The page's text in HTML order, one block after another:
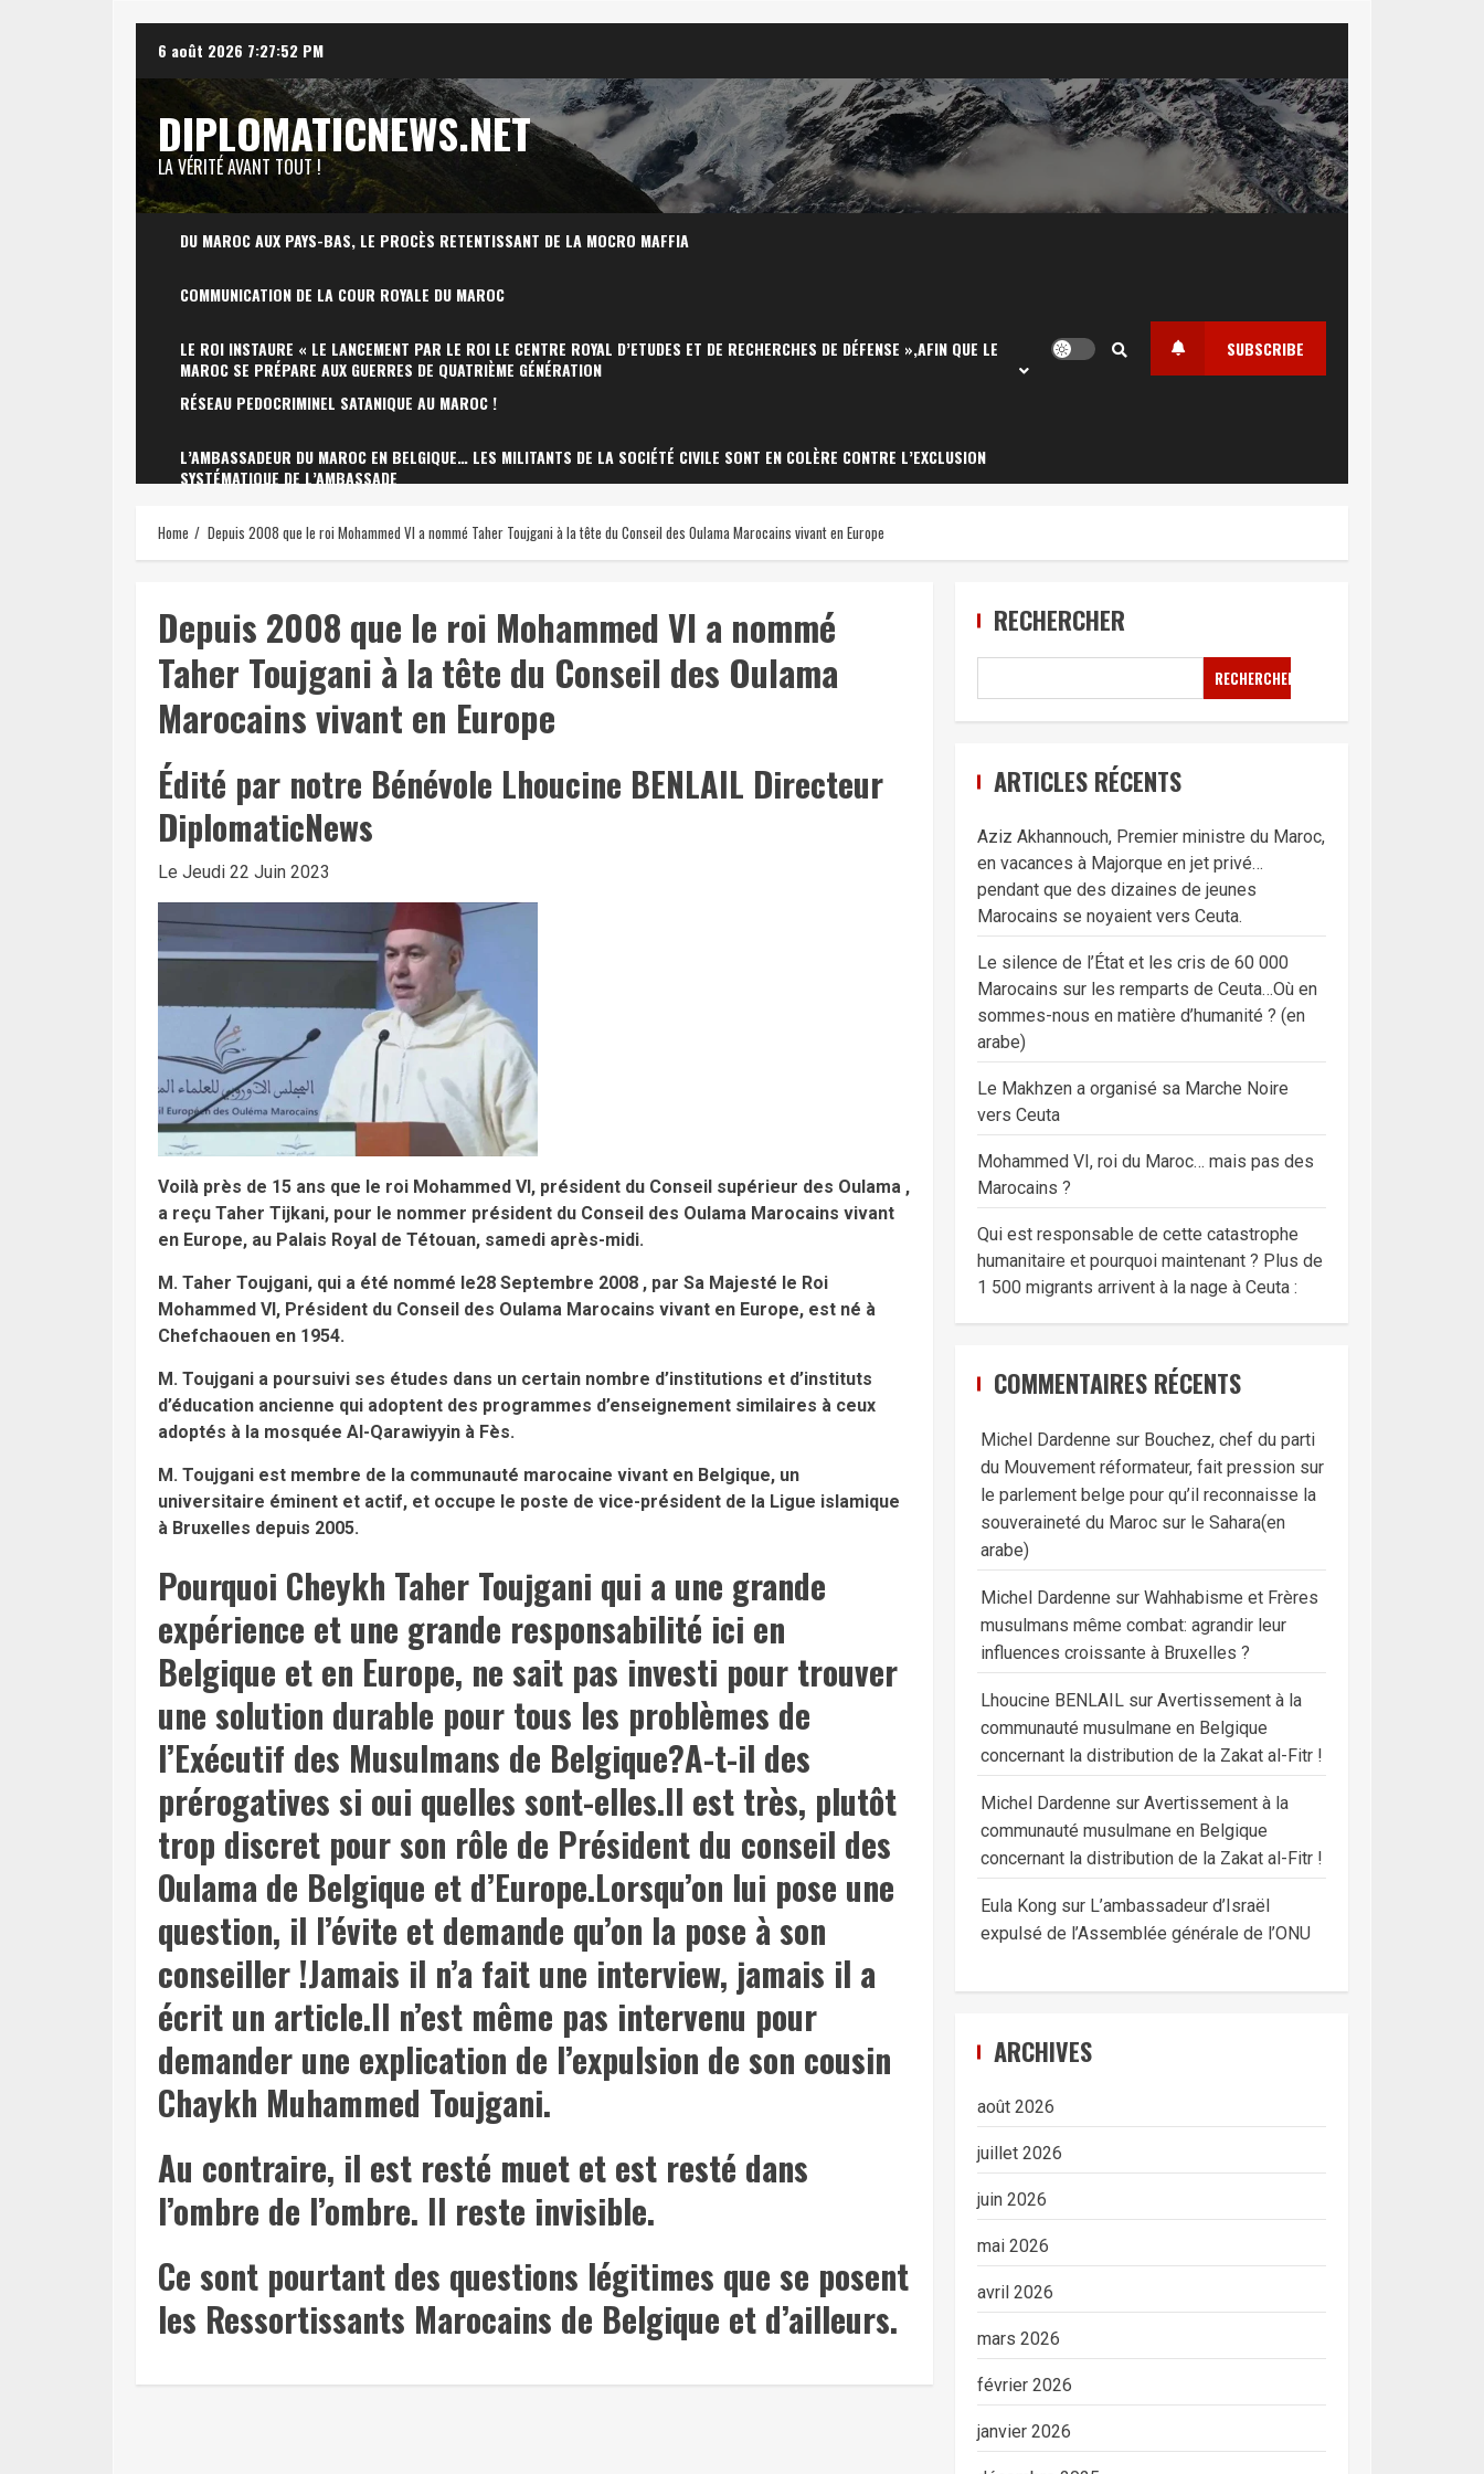
content
6 août 2026 7:27:53 PM
DIPLOMATICNEWS.NET
LA VÉRITÉ AVANT TOUT !
DU MAROC AUX PAYS-BAS, LE PROCÈS RETENTISSANT DE LA MOCRO MAFFIA
COMMUNICATION DE LA COUR ROYALE DU MAROC
LE ROI INSTAURE « LE LANCEMENT PAR LE ROI LE CENTRE ROYAL D’ETUDES ET DE RECHERCHES DE DÉFENSE »,AFIN QUE LE
MAROC SE PRÉPARE AUX GUERRES DE QUATRIÈME GÉNÉRATION
RÉSEAU PEDOCRIMINEL SATANIQUE AU MAROC !
L’AMBASSADEUR DU MAROC EN BELGIQUE… LES MILITANTS DE LA SOCIÉTÉ CIVILE SONT EN COLÈRE CONTRE L’EXCLUSION
SYSTÉMATIQUE DE L’AMBASSADE
SUBSCRIBE
Home Depuis 2008 que le roi Mohammed VI a nommé Taher Toujgani à la tête du Conseil des Oulama Marocains vivant en Europe
Depuis 2008 que le roi Mohammed VI a nommé
Taher Toujgani à la tête du Conseil des Oulama
Marocains vivant en Europe
Édité par notre Bénévole Lhoucine BENLAIL Directeur
DiplomaticNews
Le Jeudi 22 Juin 2023
Voilà près de 15 ans que le roi Mohammed VI, président du Conseil supérieur des Oulama ,
a reçu Taher Tijkani, pour le nommer président du Conseil des Oulama Marocains vivant
en Europe, au Palais Royal de Tétouan, samedi après-midi.
M. Taher Toujgani, qui a été nommé le28 Septembre 2008 , par Sa Majesté le Roi
Mohammed VI, Président du Conseil des Oulama Marocains vivant en Europe, est né à
Chefchaouen en 1954.
M. Toujgani a poursuivi ses études dans un certain nombre d’institutions et d’instituts
d’éducation ancienne qui adoptent des programmes d’enseignement similaires à ceux
adoptés à la mosquée Al-Qarawiyyin à Fès.
M. Toujgani est membre de la communauté marocaine vivant en Belgique, un
universitaire éminent et actif, et occupe le poste de vice-président de la Ligue islamique
à Bruxelles depuis 2005.
Pourquoi Cheykh Taher Toujgani qui a une grande
expérience et une grande responsabilité ici en
Belgique et en Europe, ne sait pas investi pour trouver
une solution durable pour tous les problèmes de
l’Exécutif des Musulmans de Belgique?A-t-il des
prérogatives si oui quelles sont-elles.Il est très, plutôt
trop discret pour son rôle de Président du conseil des
Oulama de Belgique et d’Europe.Lorsqu’on lui pose une
question, il l’évite et demande qu’on la pose à son
conseiller !Jamais il n’a fait une interview, jamais il a
écrit un article.Il n’est même pas intervenu pour
demander une explication de l’expulsion de son cousin
Chaykh Muhammed Toujgani.
Au contraire, il est resté muet et est resté dans
l’ombre de l’ombre. Il reste invisible.
Ce sont pourtant des questions légitimes que se posent
les Ressortissants Marocains de Belgique et d’ailleurs.
RECHERCHER
RECHERCHER
ARTICLES RÉCENTS
Aziz Akhannouch, Premier ministre du Maroc,
en vacances à Majorque en jet privé…
pendant que des dizaines de jeunes
Marocains se noyaient vers Ceuta.
Le silence de l’État et les cris de 60 000
Marocains sur les remparts de Ceuta…Où en
sommes-nous en matière d’humanité ? (en
arabe)
Le Makhzen a organisé sa Marche Noire
vers Ceuta
Mohammed VI, roi du Maroc… mais pas des
Marocains ?
Qui est responsable de cette catastrophe
humanitaire et pourquoi maintenant ? Plus de
1 500 migrants arrivent à la nage à Ceuta :
COMMENTAIRES RÉCENTS
Michel Dardenne sur Bouchez, chef du parti
du Mouvement réformateur, fait pression sur
le parlement belge pour qu’il reconnaisse la
souveraineté du Maroc sur le Sahara(en
arabe)
Michel Dardenne sur Wahhabisme et Frères
musulmans même combat: agrandir leur
influences croissante à Bruxelles ?
Lhoucine BENLAILsur Avertissement à la
communauté musulmane en Belgique
concernant la distribution de la Zakat al-Fitr !
Michel Dardenne sur Avertissement à la
communauté musulmane en Belgique
concernant la distribution de la Zakat al-Fitr !
Eula Kongsur L’ambassadeur d’Israël
expulsé de l’Assemblée générale de l’ONU
ARCHIVES
août 2026
juillet 2026
juin 2026
mai 2026
avril 2026
mars 2026
février 2026
janvier 2026